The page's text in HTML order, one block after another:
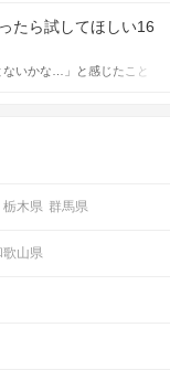
ご紹介していきます。
？」とお困りの男性もいら
で今回は、男性から女性へ
紹介します。例文も混じ
ください。
たら試してほしい16
いかな…」と感じたこと
ままさに楽しいことを探し
栃木県 群馬県
歌山県